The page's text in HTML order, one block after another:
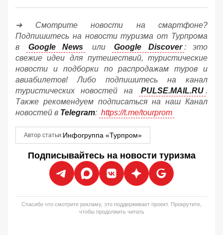
➔ Смотрите новости на смартфоне?
Подпишитесь на новости туризма от Турпрома
в
Google News или Google Discover : это
свежие идеи для путешествий, туристические
новости и подборки по распродажам туров и
авиабилетов! Либо подпишитесь на канал
туристических новостей на
PULSE.MAIL.RU .
Также рекомендуем подписаться на наш Канал
новостей в Telegram: https://t.me/tourprom
Автор статьи:Инфогруппа «Турпром»
Подписывайтесь на новости туризма
Спасибо что смотрите рекламу, это поддерживает проект. Прокрутите,
чтобы продолжить читать